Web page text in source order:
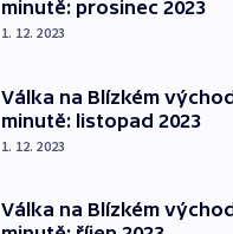
minutě: prosinec 2023
1. 12. 2023
Válka na Blízkém
minutě: listopad 2023
1. 12. 2023
Válka na Blízkém